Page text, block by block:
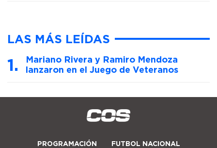
LAS MÁS LEÍDAS
Mariano Rivera y Ramiro Mendoza
lanzaron en el Juego de Veteranos
PROGRAMACIÓN FUTBOL NACIONAL